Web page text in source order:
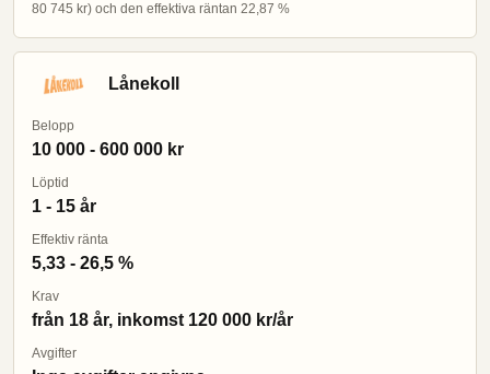
80 745 kr) och den effektiva räntan 22,87 %
Lånekoll
Belopp
10 000 - 600 000 kr
Löptid
1 - 15 år
Effektiv ränta
5,33 - 26,5 %
Krav
från 18 år, inkomst 120 000 kr/år
Avgifter